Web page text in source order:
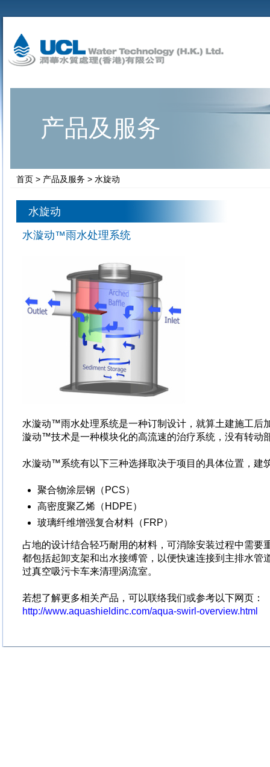
产品及服务
首页> 产品及服务 > 水旋动
水旋动
水漩动™雨水处理系统
水漩动™雨水处理系统是一种订制设计，就算土建施工后
漩动™技术是一种模块化的高流速的治疗系统，没有转动
水漩动™系统有以下三种选择取决于项目的具体位置，建
聚合物涂层钢（PCS）
高密度聚乙烯（HDPE）
玻璃纤维增强复合材料（FRP）
占地的设计结合轻巧耐用的材料，可消除安装过程中需
都包括起卸支架和出水接缚管，以便快速连接到主排水
过真空吸污卡车来清理涡流室。
若想了解更多相关产品，可以联络我们或参考以下网页：
http://www.aquashieldinc.com/aqua-swirl-overview.html